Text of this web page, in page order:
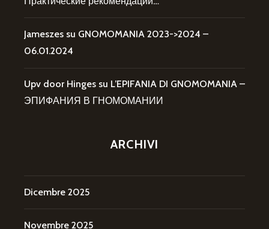
Jameszes su GNOMOMANIA 2023->2024 –
06.01.2024
Upv door Hinges su L’EPIFANIA DI GNOMOMANIA –
ЭПИФАНИЯ В ГНОМОМАНИИ
ARCHIVI
Dicembre 2025
Novembre 2025